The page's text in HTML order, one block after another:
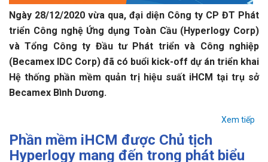
Ngày 28/12/2020 vừa qua, đại diện Công ty CP ĐT Phát
triển Công nghệ Ứng dụng Toàn Cầu (Hyperlogy Corp)
và Tổng Công ty Đầu tư Phát triển và Công nghiệp
(Becamex IDC Corp) đã có buổi kick-off dự án triển khai
Hệ thống phần mềm quản trị hiệu suất iHCM tại trụ sở
Becamex Bình Dương.
Xem tiếp
Phần mềm iHCM được Chủ tịch
Hyperlogy mang đến trong phát biểu